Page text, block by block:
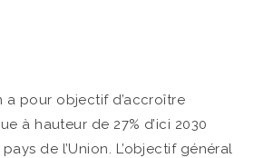
a pour objectif d’accroître
à hauteur de 27% d’ici 2030
de l’Union. L’objectif général